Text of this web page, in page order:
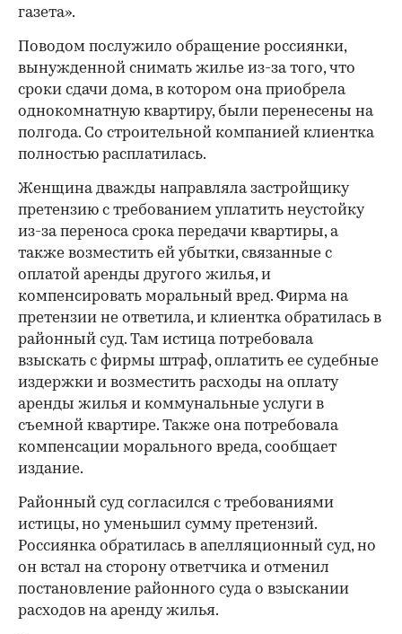
газета».
Поводом послужило обращение россиянки,
вынужденной снимать жилье из-за того, что
сроки сдачи дома, в котором она приобрела
однокомнатную квартиру, были перенесены на
полгода. Со строительной компанией клиентка
полностью расплатилась.
Женщина дважды направляла застройщику
претензию с требованием уплатить неустойку
из-за переноса срока передачи квартиры, а
также возместить ей убытки, связанные с
оплатой аренды другого жилья, и
компенсировать моральный вред. Фирма на
претензии не ответила, и клиентка обратилась в
районный суд. Там истица потребовала
взыскать с фирмы штраф, оплатить ее судебные
издержки и возместить расходы на оплату
аренды жилья и коммунальные услуги в
съемной квартире. Также она потребовала
компенсации морального вреда, сообщает
издание.
Районный суд согласился с требованиями
истицы, но уменьшил сумму претензий.
Россиянка обратилась в апелляционный суд, но
он встал на сторону ответчика и отменил
постановление районного суда о взыскании
расходов на аренду жилья.